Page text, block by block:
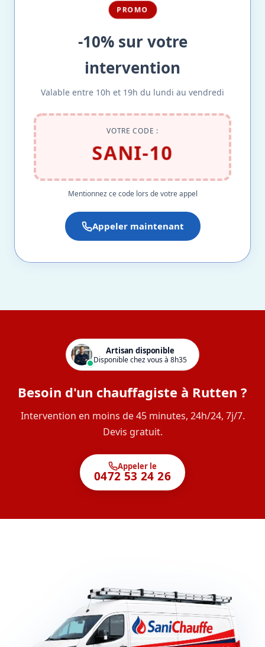
PROMO
-10% sur votre
intervention
Valable entre 10h et 19h du lundi au vendredi
VOTRE CODE :
SANI-10
Mentionnez ce code lors de votre appel
Appeler maintenant
Artisan disponible
Disponible chez vous à 8h35
Besoin d'un chauffagiste à Rutten ?
Intervention en moins de 45 minutes, 24h/24, 7j/7.
Devis gratuit.
Appeler le
0472 53 24 26